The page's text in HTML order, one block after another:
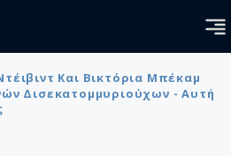
Και Βικτόρια Μπέκαμ
Δισεκατομμυριούχων - Αυτή